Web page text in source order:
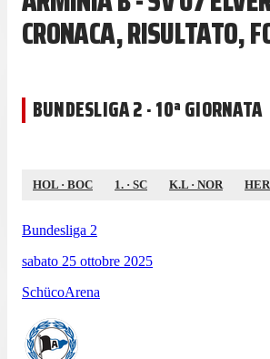
CRONACA, RISULTATO,
BUNDESLIGA 2 · 10ª GIORNATA
HOL · BOC 1. · SC K.L · NOR HER
Bundesliga 2
sabato 25 ottobre 2025
SchücoArena